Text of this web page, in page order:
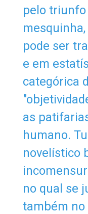
pelo
pode ser
e em
categórica
as
humano.
novelístico
no qual se
também no